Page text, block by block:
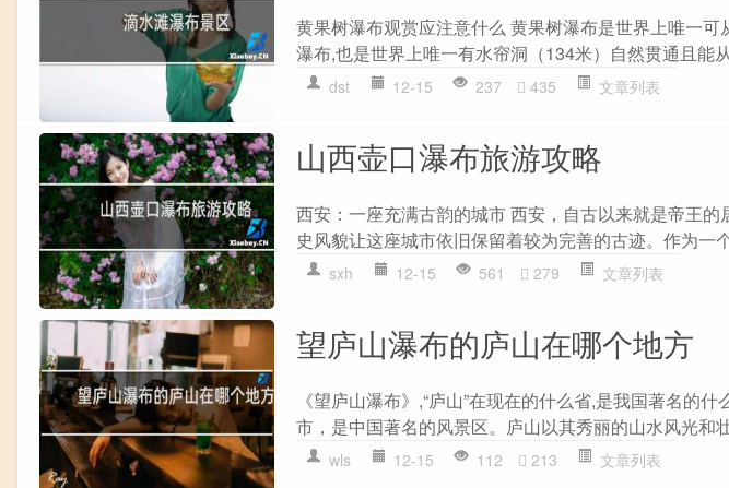
黄果树瀑布观赏应注意什么 黄果树瀑布是世界上唯一
瀑布,也是世界上唯一有水帘洞（134米）自然贯通且能
dst 12-15 237 435 文章列表
山西壶口瀑布旅游攻略
西安：一座充满古韵的城市 西安，自古以来就是帝王
史风貌让这座城市依旧保留着较为完善的古迹。作为一
sxh 12-15 561 279 文章列表
望庐山瀑布的庐山在哪个地方
《望庐山瀑布》,“庐山”在现在的什么省,是我国著名的
市，是中国著名的风景区。庐山以其秀丽的山水风光和
wls 12-15 112 213 文章列表